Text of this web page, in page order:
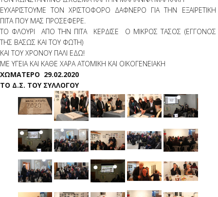
ΕΥΧΑΡΙΣΤΟΥΜΕ ΤΟΝ ΧΡΙΣΤΟΦΟΡΟ ΔΑΦΝΕΡΟ ΓΙΑ ΤΗΝ ΕΞΑΙΡΕΤΙΚΗ
ΠΙΤΑ ΠΟΥ ΜΑΣ ΠΡΟΣΕΦΕΡΕ.
ΤΟ ΦΛΟΥΡΙ ΑΠΟ ΤΗΝ ΠΙΤΑ ΚΕΡΔΙΣΕ Ο ΜΙΚΡΟΣ ΤΑΣΟΣ (ΕΓΓΟΝΟΣ
ΤΗΣ ΒΑΣΩΣ ΚΑΙ ΤΟΥ ΦΩΤΗ)
ΚΑΙ ΤΟΥ ΧΡΟΝΟΥ ΠΑΛΙ ΕΔΩ!
ΜΕ ΥΓΕΙΑ ΚΑΙ ΚΑΘΕ ΧΑΡΑ ΑΤΟΜΙΚΗ ΚΑΙ ΟΙΚΟΓΕΝΕΙΑΚΗ
ΧΩΜΑΤΕΡΟ 29.02.2020
ΤΟ Δ.Σ. ΤΟΥ ΣΥΛΛΟΓΟΥ